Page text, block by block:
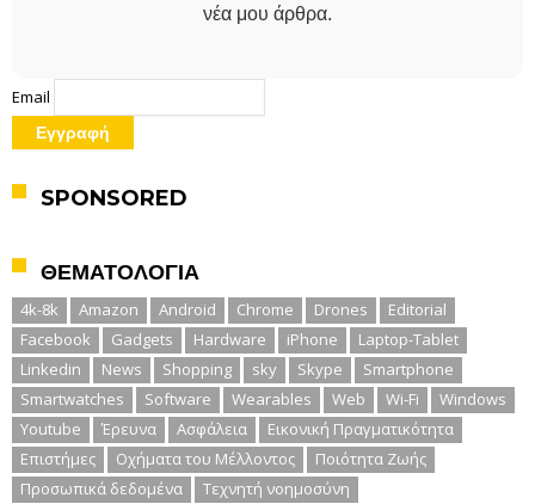
νέα μου άρθρα.
Email
SPONSORED
ΘΕΜΑΤΟΛΟΓΙΑ
4k-8k Amazon Android Chrome Drones
Editorial
Facebook
Gadgets Hardware iPhone
Laptop-Tablet
Linkedin
News Shopping sky Skype
Smartphone
Smartwatches
Software Wearables Web Wi-Fi
Windows
Youtube
Έρευνα Ασφάλεια
Εικονική Πραγματικότητα
Επιστήμες
Οχήματα του Μέλλοντος
Ποιότητα Ζωής
Προσωπικά δεδομένα
Τεχνητή νοημοσύνη